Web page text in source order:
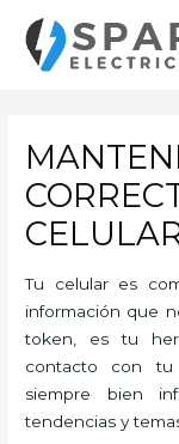
contenido
Tu celular es
información que
token, es tu
contacto con tu
siempre bien
tendencias y